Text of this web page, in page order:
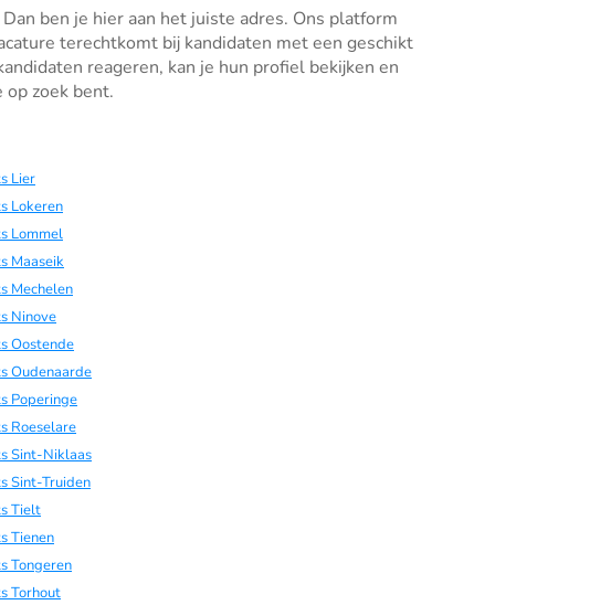
ben je hier aan het juiste adres. Ons platform
terechtkomt bij kandidaten met een geschikt
reageren, kan je hun profiel bekijken en
zoek bent.
Lier
Lokeren
Lommel
Maaseik
Mechelen
Ninove
Oostende
Oudenaarde
Poperinge
Roeselare
Sint-Niklaas
Sint-Truiden
Tielt
Tienen
Tongeren
Torhout